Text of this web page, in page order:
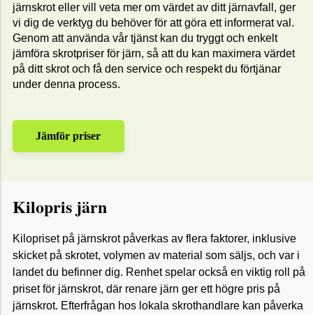
järnskrot eller vill veta mer om värdet av ditt järnavfall, ger
vi dig de verktyg du behöver för att göra ett informerat val.
Genom att använda vår tjänst kan du tryggt och enkelt
jämföra skrotpriser för järn, så att du kan maximera värdet
på ditt skrot och få den service och respekt du förtjänar
under denna process.
Jämför priser
Kilopris järn
Kilopriset på järnskrot påverkas av flera faktorer, inklusive
skicket på skrotet, volymen av material som säljs, och var i
landet du befinner dig. Renhet spelar också en viktig roll på
priset för järnskrot, där renare järn ger ett högre pris på
järnskrot. Efterfrågan hos lokala skrothandlare kan påverka